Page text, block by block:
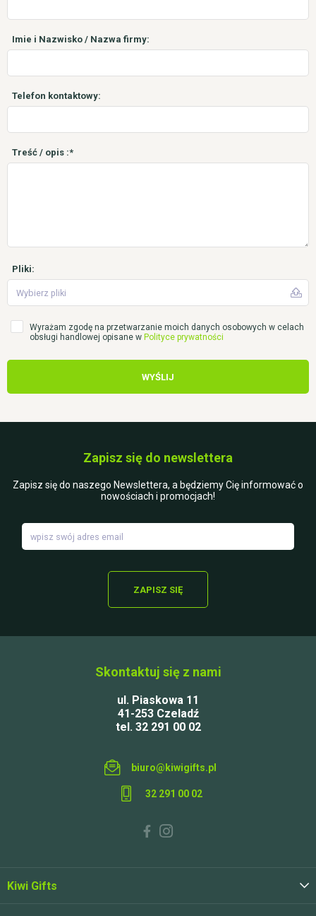
Imie i Nazwisko / Nazwa firmy:
Telefon kontaktowy:
Treść / opis :*
Pliki:
Wybierz pliki
Wyrażam zgodę na przetwarzanie moich danych osobowych w celach
obsługi handlowej opisane w Polityce prywatności
WYŚLIJ
Skontaktuj się z nami
ul. Piaskowa 11
41-253 Czeladź
tel. 32 291 00 02
biuro@kiwigifts.pl
32 291 00 02
Kiwi Gifts
Zapisz się do newslettera
Zapisz się do naszego Newslettera, a będziemy Cię informować o
nowościach i promocjach!
ZAPISZ SIĘ